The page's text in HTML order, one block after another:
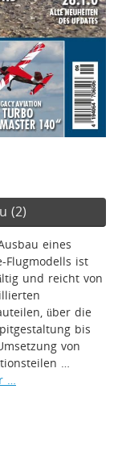
(2)
eines
Flugmodells ist
und reicht von
über die
bis
von
…
…